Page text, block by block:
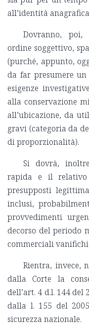
all’identità
Dovranno,
ordine soggettivo,
(purché, appunto,
da far presumere
esigenze
alla conservazione
all’ubicazione, da
gravi (categoria da
di proporzionalità).
Si dovrà,
rapida e il relativo
presupposti
inclusi,
provvedimenti
decorso del periodo
commerciali
Rientra, invece,
dalla Corte la
dell’art. 4 d.l. 144
dalla l. 155 del
sicurezza nazionale.